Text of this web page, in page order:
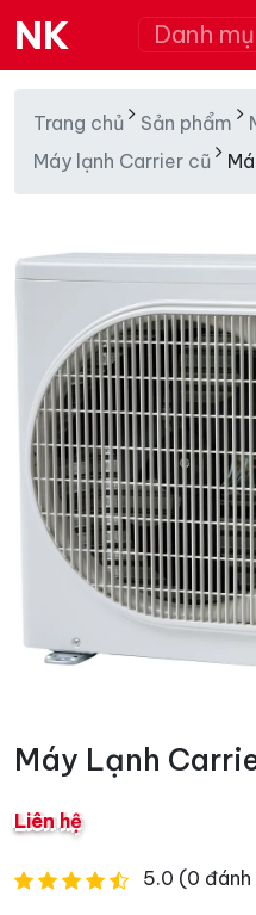
NK Danh
Trang chủ Sản phẩm
Máy lạnh Carrier cũ
Máy Lạnh
Liên hệ
5.0 (0